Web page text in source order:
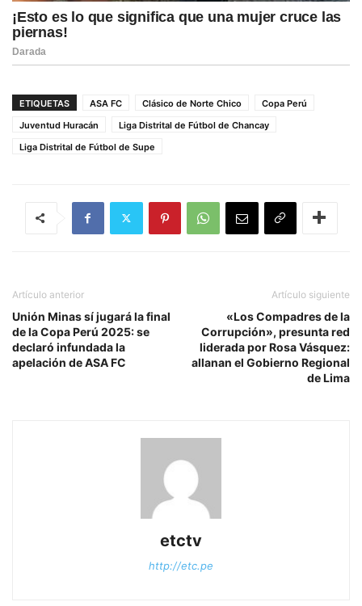
ETIQUETAS ASA FC Clásico de Norte Chico
Copa Perú
Juventud Huracán
Liga Distrital de Fútbol de Chancay
Liga Distrital de Fútbol de Supe
Artículo anterior
Unión Minas sí jugará la final
de la Copa Perú 2025: se
declaró infundada la
apelación de ASA FC
Artículo siguiente
«Los Compadres de la
Corrupción», presunta red
liderada por Rosa Vásquez:
allanan el Gobierno Regional
de Lima
etctv
http://etc.pe